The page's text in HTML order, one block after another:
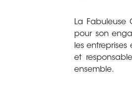
La Fabuleuse
pour son
les
et
ensemble.